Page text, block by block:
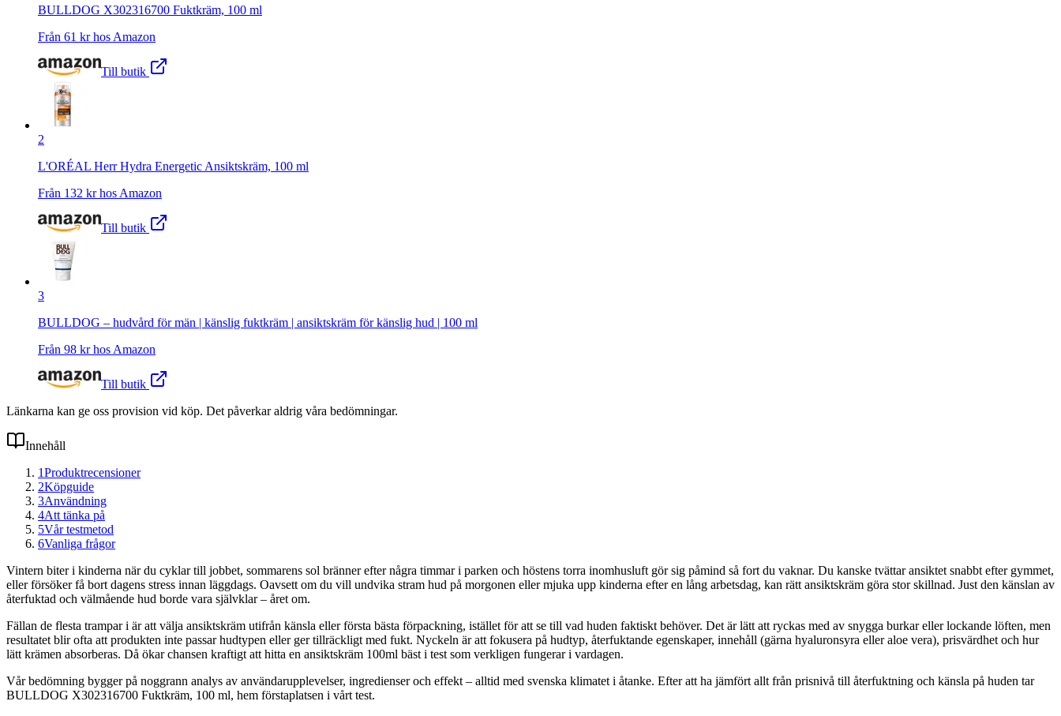
BULLDOG X302316700 Fuktkräm, 100 ml
Från 61 kr hos Amazon
Till butik
2
L'ORÉAL Herr Hydra Energetic Ansiktskräm, 100 ml
Från 132 kr hos Amazon
Till butik
3
BULLDOG – hudvård för män | känslig fuktkräm | ansiktskräm för känslig hud | 100 ml
Från 98 kr hos Amazon
Till butik
Länkarna kan ge oss provision vid köp. Det påverkar aldrig våra bedömningar.
Innehåll
1Produktrecensioner
2Köpguide
3Användning
4Att tänka på
5Vår testmetod
6Vanliga frågor
Vintern biter i kinderna när du cyklar till jobbet, sommarens sol bränner efter några timmar i parken och höstens torra inomhusluft gör sig påmind så fort du vaknar. Du kanske tvättar ansiktet snabbt efter gymmet,
eller försöker få bort dagens stress innan läggdags. Oavsett om du vill undvika stram hud på morgonen eller mjuka upp kinderna efter en lång arbetsdag, kan rätt ansiktskräm göra stor skillnad. Just den känslan av
återfuktad och välmående hud borde vara självklar – året om.
Fällan de flesta trampar i är att välja ansiktskräm utifrån känsla eller första bästa förpackning, istället för att se till vad huden faktiskt behöver. Det är lätt att ryckas med av snygga burkar eller lockande löften, men
resultatet blir ofta att produkten inte passar hudtypen eller ger tillräckligt med fukt. Nyckeln är att fokusera på hudtyp, återfuktande egenskaper, innehåll (gärna hyaluronsyra eller aloe vera), prisvärdhet och hur
lätt krämen absorberas. Då ökar chansen kraftigt att hitta en ansiktskräm 100ml bäst i test som verkligen fungerar i vardagen.
Vår bedömning bygger på noggrann analys av användarupplevelser, ingredienser och effekt – alltid med svenska klimatet i åtanke. Efter att ha jämfört allt från prisnivå till återfuktning och känsla på huden tar
BULLDOG X302316700 Fuktkräm, 100 ml, hem förstaplatsen i vårt test.